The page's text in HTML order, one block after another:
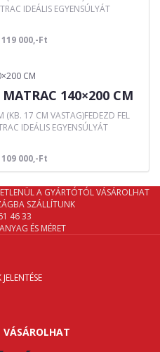
IDEÁLIS EGYENSÚLYÁT
119 000,-Ft
140×200 CM
17 CM VASTAG)FEDEZD FEL
IDEÁLIS EGYENSÚLYÁT
109 000,-Ft
A GYÁRTÓTÓL VÁSÁROLHAT
SZÁLLÍTUNK
46 33
ÉS MÉRET